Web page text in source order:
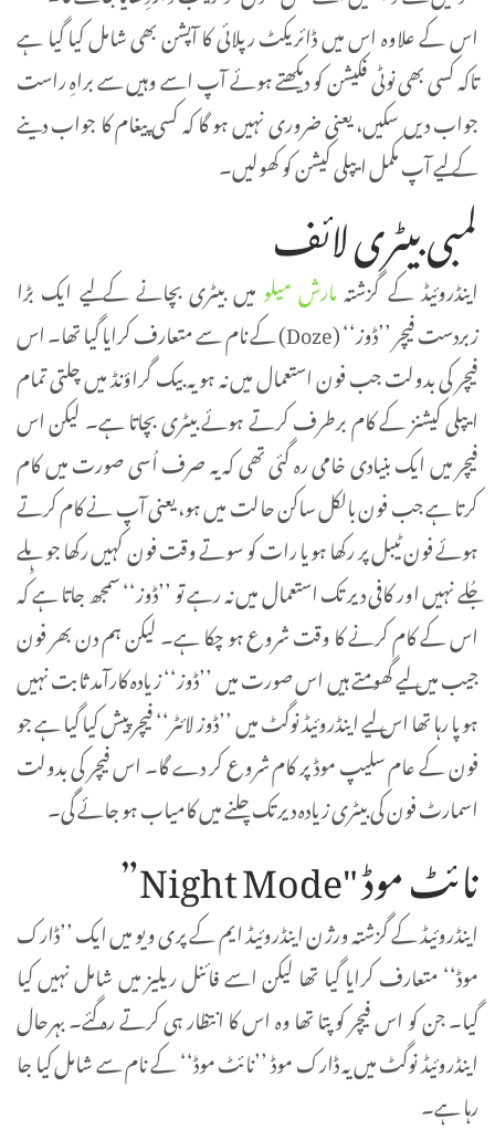
اس کے علاوہ اس میں ڈائریکٹ رپلائی کا آپشن بھی شامل کیا گیا ہے
تاکہ کسی بھی نوٹی فکیشن کو دیکھتے ہوئے آپ اسے وہیں سے براہِ راست
جواب دیں سکیں، یعنی ضروری نہیں ہو گا کہ کسی پیغام کا جواب دینے
کے لیے آپ مکمل ایپلی کیشن کو کھولیں۔
لمبی بیٹری لائف
اینڈروئیڈ کے گزشتہمارش میلومیں بیٹری بچانے کے لیے ایک بڑا
زبردست فیچر ’’ڈوز‘‘ (Doze) کے نام سے متعارف کرایا گیا تھا۔ اس
فیچر کی بدولت جب فون استعمال میں نہ ہو یہ بیک گراؤنڈ میں چلتی تمام
ایپلی کیشنز کے کام برطرف کرتے ہوئے بیٹری بچاتا ہے۔ لیکن اس
فیچر میں ایک بنیادی خامی رہ گئی تھی کہ یہ صرف اُسی صورت میں کام
کرتا ہے جب فون بالکل ساکن حالت میں ہو، یعنی آپ نے کام کرتے
ہوئے فون ٹیبل پر رکھا ہو یا رات کو سوتے وقت فون کہیں رکھا جو ہِلے
جُلے نہیں اور کافی دیر تک استعمال میں نہ رہے تو ’’ڈوز‘‘ سمجھ جاتا ہے کہ
اس کے کام کرنے کا وقت شروع ہو چکا ہے۔ لیکن ہم دن بھر فون
جیب میں لیے گھومتے ہیں اس صورت میں ’’ڈوز‘‘ زیادہ کارآمد ثابت نہیں
ہو پا رہا تھا اس لیے اینڈروئیڈ نوگٹ میں ’’ڈوز لائٹر‘‘ فیچر پیش کیا گیا ہے جو
فون کے عام سلیپ موڈ پر کام شروع کر دے گا۔ اس فیچر کی بدولت
اسمارٹ فون کی بیٹری زیادہ دیر تک چلنے میں کامیاب ہو جائے گی۔
نائٹ موڈ "Night Mode”
اینڈروئیڈ کے گزشتہ ورژن اینڈروئیڈ ایم کے پری ویو میں ایک ’’ڈارک
موڈ‘‘ متعارف کرایا گیا تھا لیکن اسے فائنل ریلیز میں شامل نہیں کیا
گیا۔ جن کو اس فیچر کو پتا تھا وہ اس کا انتظار ہی کرتے رہ گئے۔ بہرحال
اینڈروئیڈ نوگٹ میں یہ ڈارک موڈ ’’نائٹ موڈ‘‘ کے نام سے شامل کیا جا
رہا ہے۔